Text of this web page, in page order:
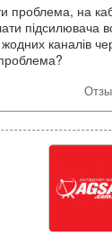
проблема, на
підсилювача
каналів